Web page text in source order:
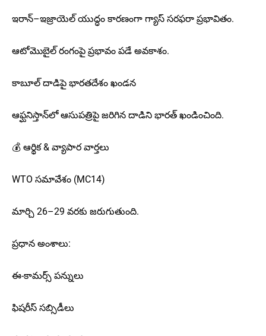
ఇరాన్–ఇజ్రాయెల్ యుద్ధం కారణంగా గ్యాస్ సరఫరా ప్రభావితం.
ఆటోమొబైల్ రంగంపై ప్రభావం పడే అవకాశం.
కాబూల్ దాడిపై భారతదేశం ఖండన
ఆఫ్ఘనిస్తాన్‌లో ఆసుపత్రిపై జరిగిన దాడిని భారత్ ఖండించింది.
💰 ఆర్థిక & వ్యాపార వార్తలు
WTO సమావేశం (MC14)
మార్చి 26–29 వరకు జరుగుతుంది.
ప్రధాన అంశాలు:
ఈ-కామర్స్ పన్నులు
ఫిషరీస్ సబ్సిడీలు